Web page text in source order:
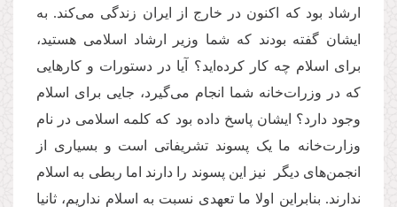
ارشاد بود که اکنون در خارج از ایران زندگی می‌کند. به
ایشان گفته بودند که شما وزیر ارشاد اسلامی هستید،
برای اسلام چه کار کرده‌اید؟ آیا در دستورات و کارهایی
که در وزرات‌خانه شما انجام می‌گیرد، جایی برای اسلام
وجود دارد؟ ایشان پاسخ داده بود که کلمه اسلامی در نام
وزارت‌خانه ما یک پسوند تشریفاتی است و بسیاری از
انجمن‌های دیگر نیز این پسوند را دارند اما ربطی به اسلام
ندارند. بنابراین اولا ما تعهدی نسبت به اسلام نداریم، ثانیا